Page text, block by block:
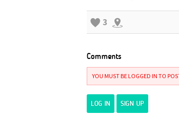
3
Comments
YOU MUST BE LOGGED IN TO
LOG IN SIGN UP